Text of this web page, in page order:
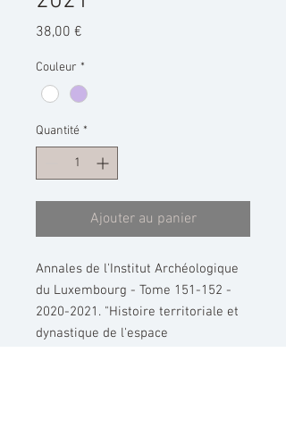
38,00 €
Couleur *
Quantité *
Ajouter au panier
Annales de l'Institut Archéologique
du Luxembourg - Tome 151-152 -
2020-2021. "Histoire territoriale et
dynastique de l'espace